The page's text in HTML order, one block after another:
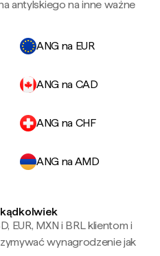
antylskiego na inne ważne
ANG na EUR
ANG na CAD
ANG na CHF
ANG na AMD
EUR, MXN i BRL klientom i
wynagrodzenie jak